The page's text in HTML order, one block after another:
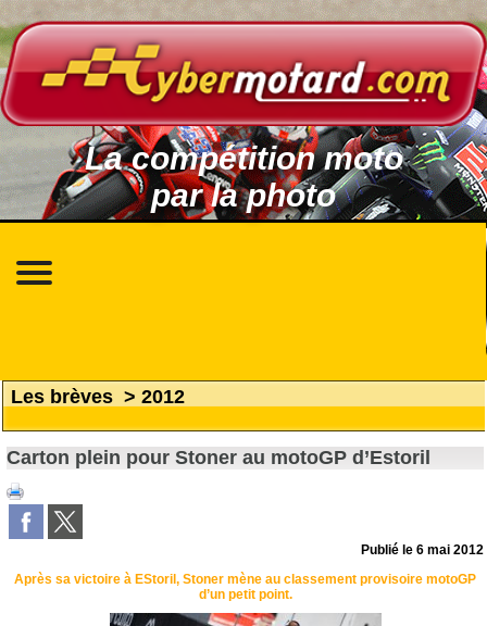
La compétition moto
par la photo
Les brèves > 2012
Carton plein pour Stoner au motoGP d’Estoril
Publié le6 mai 2012
Après sa victoire à EStoril, Stoner mène au classement provisoire motoGP
d’un petit point.